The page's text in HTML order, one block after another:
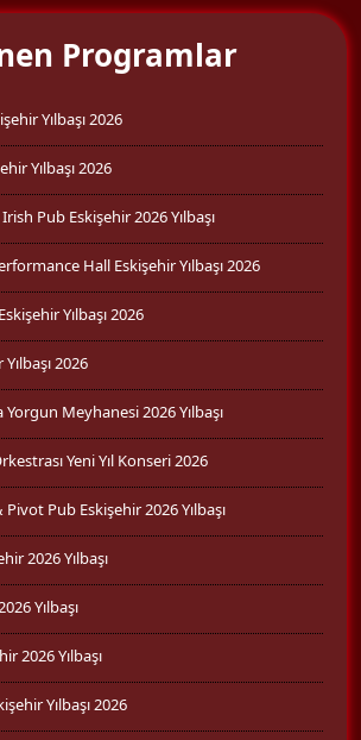
Programlar
Yılbaşı 2026
Yılbaşı 2026
Pub Eskişehir 2026 Yılbaşı
Hall Eskişehir Yılbaşı 2026
Yılbaşı 2026
2026
Yorgun Meyhanesi 2026 Yılbaşı
Yeni Yıl Konseri 2026
Pub Eskişehir 2026 Yılbaşı
2026 Yılbaşı
Yılbaşı
2026 Yılbaşı
Yılbaşı 2026